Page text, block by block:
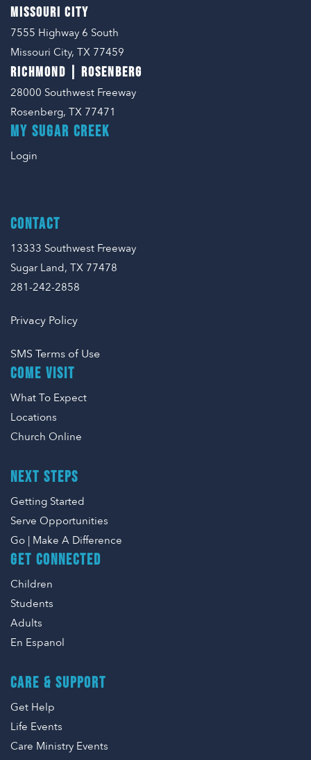
MISSOURI CITY
7555 Highway 6 South
Missouri City, TX 77459
RICHMOND | ROSENBERG
28000 Southwest Freeway
Rosenberg, TX 77471
COME VISIT
What To Expect
Locations
Church Online
NEXT STEPS
Getting Started
Serve Opportunities
Go | Make A Difference
GET CONNECTED
Children
Students
Adults
En Espanol
CARE & SUPPORT
Get Help
Life Events
Care Ministry Events
MY SUGAR CREEK
Login
CONTACT
13333 Southwest Freeway
Sugar Land, TX 77478
281-242-2858
Privacy Policy
SMS Terms of Use